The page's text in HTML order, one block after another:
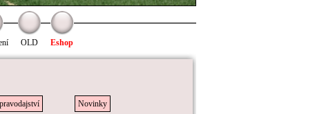
OLD Eshop
Novinky